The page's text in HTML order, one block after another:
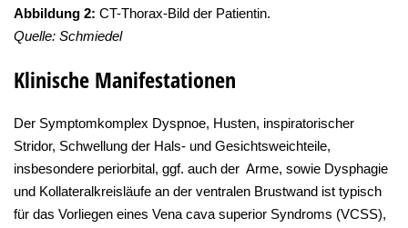
Abbildung 2: CT-Thorax-Bild der Patientin.
Quelle: Schmiedel
Klinische Manifestationen
Der Symptomkomplex Dyspnoe, Husten, inspiratorischer
Stridor, Schwellung der Hals- und Gesichtsweichteile,
insbesondere periorbital, ggf. auch der Arme, sowie Dysphagie
und Kollateralkreisläufe an der ventralen Brustwand ist typisch
für das Vorliegen eines Vena cava superior Syndroms (VCSS),